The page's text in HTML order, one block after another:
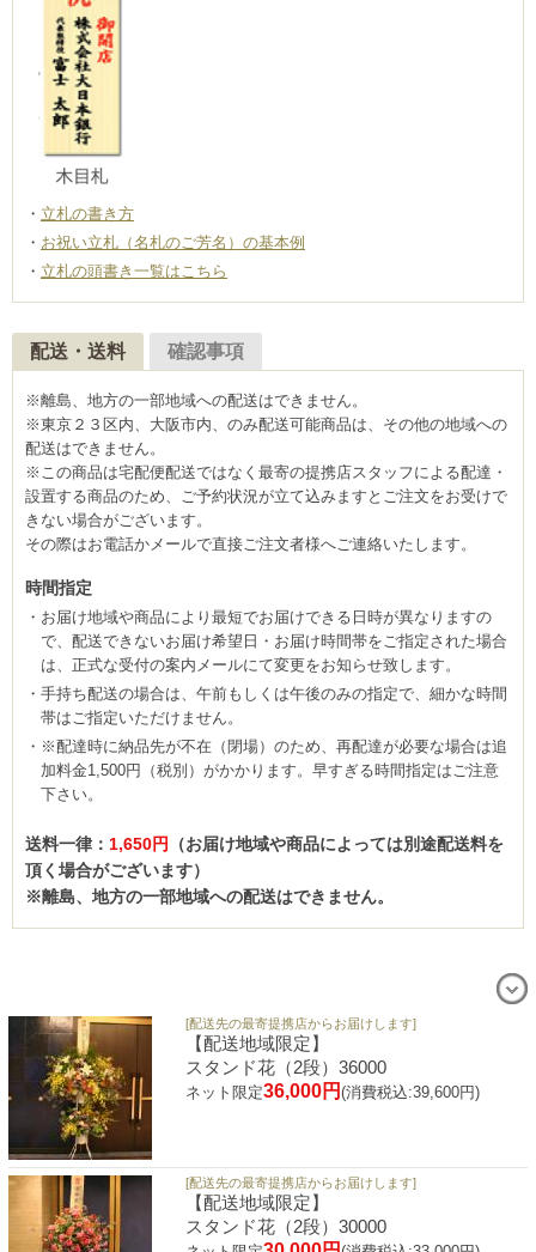
立札の書き方
お祝い立札（名札のご芳名）の基本例
立札の頭書き一覧はこちら
配送・送料 確認事項
※離島、地方の一部地域への配送はできません。
※東京２３区内、大阪市内、のみ配送可能商品は、その他の地域への
配送はできません。
※この商品は宅配便配送ではなく最寄の提携店スタッフによる配達・
設置する商品のため、ご予約状況が立て込みますとご注文をお受けで
きない場合がございます。
その際はお電話かメールで直接ご注文者様へご連絡いたします。
時間指定
お届け地域や商品により最短でお届けできる日時が異なりますの
で、配送できないお届け希望日・お届け時間帯をご指定された場合
は、正式な受付の案内メールにて変更をお知らせ致します。
手持ち配送の場合は、午前もしくは午後のみの指定で、細かな時間
帯はご指定いただけません。
※配達時に納品先が不在（閉場）のため、再配達が必要な場合は追
加料金1,500円（税別）がかかります。早すぎる時間指定はご注意
下さい。
送料一律： 1,650円 （お届け地域や商品によっては別途配送料を
頂く場合がございます）
※離島、地方の一部地域への配送はできません。
[配送先の最寄提携店からお届けします]
【配送地域限定】
スタンド花（2段）36000
ネット限定36,000円 (消費税込:39,600円)
[配送先の最寄提携店からお届けします]
【配送地域限定】
スタンド花（2段）30000